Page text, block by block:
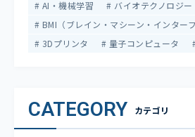
AI・機械学習
バイオテクノロジー
BMI（ブレイン・マシーン・インターフ
3Dプリンタ
量子コンピュータ
CATEGORY カテゴリ